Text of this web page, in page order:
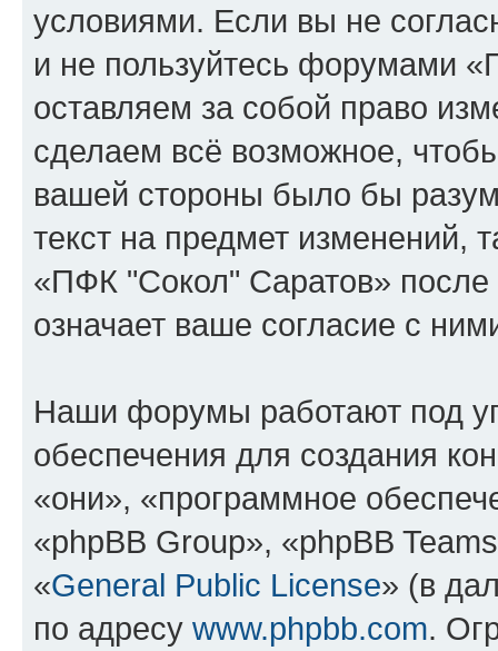
условиями. Если вы не
и не пользуйтесь форумами
оставляем за собой право
сделаем всё возможное,
вашей стороны было бы
текст на предмет изменений,
«ПФК "Сокол" Саратов» после
означает ваше согласие с
Наши форумы работают под
обеспечения для создания
«они», «программное
«phpBB Group», «phpBB
«General Public License» (в
по адресу www.phpbb.com.